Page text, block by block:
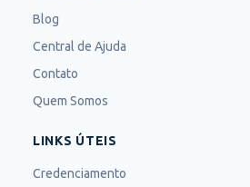
Blog
Central de Ajuda
Contato
Quem Somos
LINKS ÚTEIS
Credenciamento